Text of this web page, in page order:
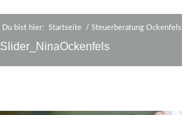
Slider_NinaOckenfels
Du bist hier: Startseite / Steuerberatung Ockenfels